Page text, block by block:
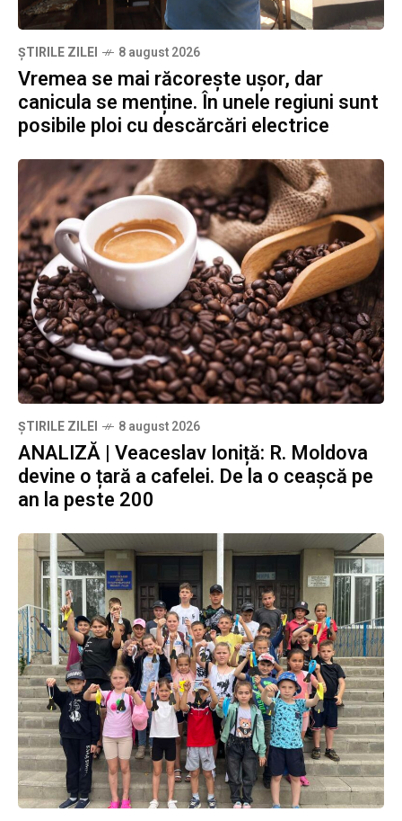
ȘTIRILE ZILEI 8 august 2026
Vremea se mai răcorește ușor, dar
canicula se menține. În unele regiuni sunt
posibile ploi cu descărcări electrice
ȘTIRILE ZILEI 8 august 2026
ANALIZĂ | Veaceslav Ioniță: R. Moldova
devine o țară a cafelei. De la o ceașcă pe
an la peste 200